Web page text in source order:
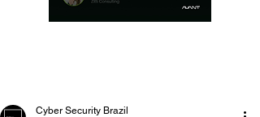
Cyber Security Brazil